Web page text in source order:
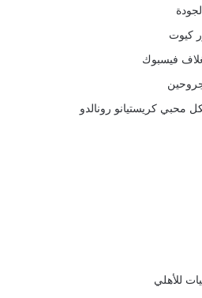
كيوت
فيسبوك
محبي كريستيانو رونالدو
للأهلي